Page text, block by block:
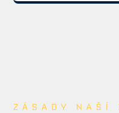
trvá. Steelmaker
ZÁSADY NAŠÍ